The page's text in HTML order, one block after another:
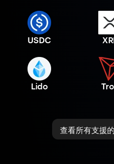
USDC
Lido
查看所有支援